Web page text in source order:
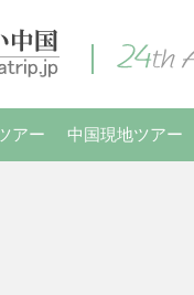
アー 中国現地ツアー